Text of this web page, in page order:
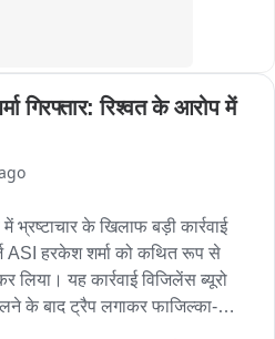
गिरफ्तार: रिश्वत के आरोप में
भ्रष्टाचार के खिलाफ बड़ी कार्रवाई
ASI हरकेश शर्मा को कथित रूप से
लिया। यह कार्रवाई विजिलेंस ब्यूरो
के बाद ट्रैप लगाकर फाजिल्का-